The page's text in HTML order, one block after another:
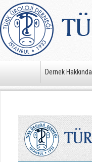
Dernek Hakkında